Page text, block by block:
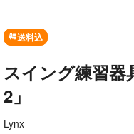
送料込
スイング練習
2」
Lynx